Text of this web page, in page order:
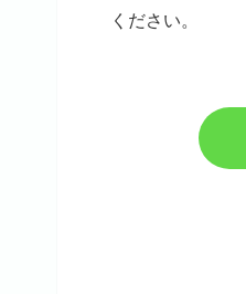
ください。